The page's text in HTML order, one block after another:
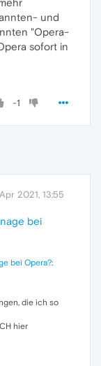
und
"Opera-
sofort in
-1
2021, 13:55
bei
bei Opera?:
die ich so
hier